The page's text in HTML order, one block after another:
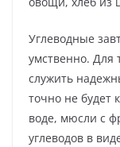
Углеводные
умственно.
служить
точно не будет
воде, мюсли с
углеводов в